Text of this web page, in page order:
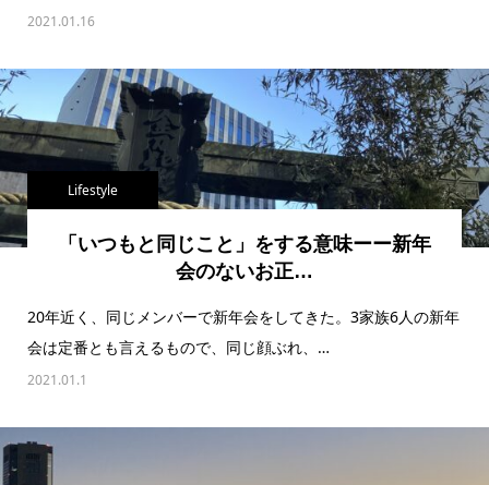
2021.01.16
Lifestyle
「いつもと同じこと」をする意味ーー新年
会のないお正…
20年近く、同じメンバーで新年会をしてきた。3家族6人の新年
会は定番とも言えるもので、同じ顔ぶれ、…
2021.01.1